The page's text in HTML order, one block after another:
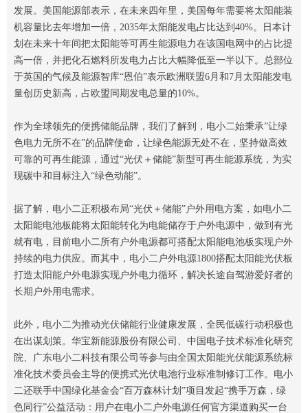
发展。美国能源部表示，在未来四年里，美国每年需要将太阳能装
机容量比去年增加一倍，2035年太阳能发电占比达到40%。日本计
划在未来十年间把太阳能等可再生能源电力在该国电网中的占比提
高一倍，并把化石燃料所发电力占比大幅降低至一半以下。总部位
于英国的气候及能源智库“恩伯”表示欧洲联盟6月和7月太阳能发电
量创历史新高，占欧盟同期发电总量的10%。
作为全球领先的便携储能品牌，我们了解到，电小二始秉承”让绿
色电力无所不在”的品牌使命，让绿色能源无处不在，坚持做高效
可靠的可再生能源，通过“光伏＋储能”新型可再生能源系统，为实
现碳中和目标注入“绿色动能”。
据了解，电小二正积极布局“光伏＋储能”户外用电方案，如电小二
太阳能电池板能将太阳能转化为电能储存于户外电源中，做到有光
就有电，目前电小二所有户外电源都可搭配太阳能电池板实现户外
持续的电力供应。而其中，电小二户外电源1800搭配太阳能光伏板
打造太阳能户外电源实现户外电力循环，解决长途自驾游爱好者的
长期户外用电需求。
此外，电小二为推动光伏储能行业健康发展，全民低碳行动积极也
在出谋划策。华宝新能源股份有限公司、中国电子技术标准化研究
院、广东电小二科技有限公司等参与由全国太阳能光伏能源系统标
准化技术委员会主导的便携式光伏电池行业标准制修订工作。电小
二还联手中国绿化基金会“百万森林计划”项目发起“携手万森，绿
色同行”公益活动：用户在电小二户外电源任何官方渠道购买一台